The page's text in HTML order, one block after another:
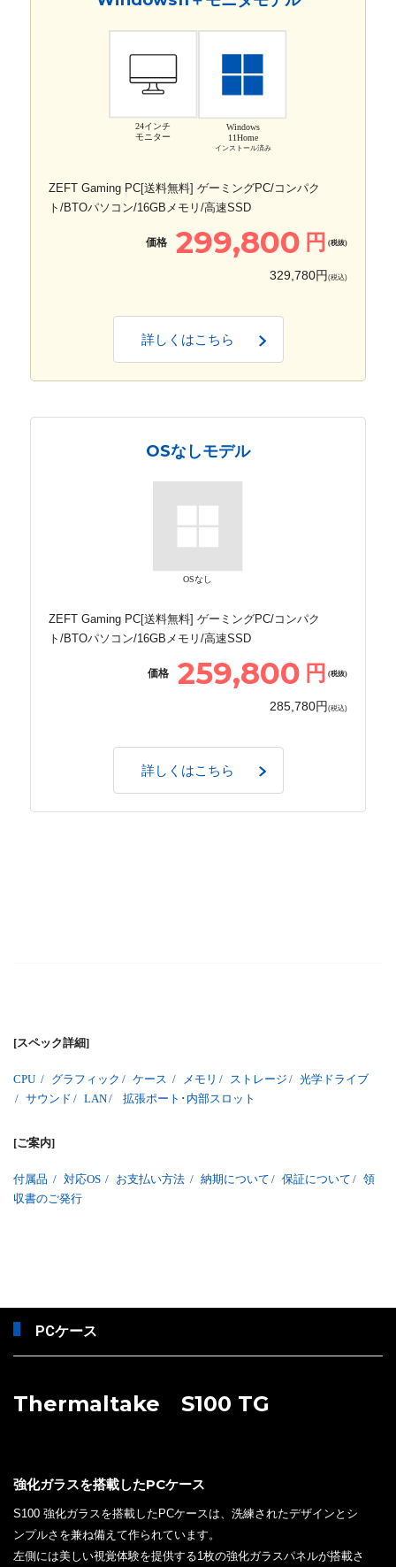
24インチ
モニター
Windows
11Home
インストール済み
ZEFT Gaming PC[送料無料] ゲーミングPC/コンパク
ト/BTOパソコン/16GBメモリ/高速SSD
価格 299,800 円 (税抜)
329,780円 (税込)
詳しくはこちら
OSなしモデル
OSなし
ZEFT Gaming PC[送料無料] ゲーミングPC/コンパク
ト/BTOパソコン/16GBメモリ/高速SSD
価格 259,800 円 (税抜)
285,780円 (税込)
詳しくはこちら
[スペック詳細]
CPU / グラフィック / ケース / メモリ / ストレージ / 光学ドライブ
/ サウンド / LAN/ 拡張ポート･内部スロット
[ご案内]
付属品 / 対応OS / お支払い方法 / 納期について / 保証について / 領
収書のご発行
PCケース
Thermaltake S100 TG
強化ガラスを搭載したPCケース
S100 強化ガラスを搭載したPCケースは、洗練されたデザインとシ
ンプルさを兼ね備えて作られています。
左側には美しい視覚体験を提供する1枚の強化ガラスパネルが搭載さ